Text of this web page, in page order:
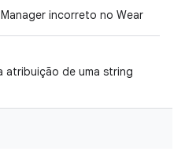
incorreto no Wear
atribuição de uma string